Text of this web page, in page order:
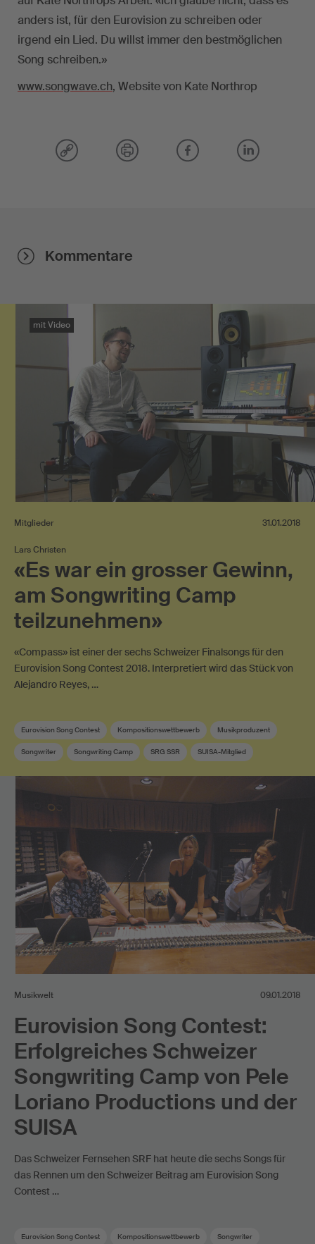
anders ist, für den Eurovision zu schreiben oder
irgend ein Lied. Du willst immer den bestmöglichen
Song schreiben.»
www.songwave.ch, Website von Kate Northrop
Kommentare
mit Video
Mitglieder 31.01.2018
Lars Christen
«Es war ein grosser Gewinn,
am Songwriting Camp
teilzunehmen»
«Compass» ist einer der sechs Schweizer Finalsongs für den
Eurovision Song Contest 2018. Interpretiert wird das Stück von
Alejandro Reyes, …
Eurovision Song Contest Kompositionswettbewerb Musikproduzent
Songwriter Songwriting Camp SRG SSR SUISA-Mitglied
Musikwelt 09.01.2018
Eurovision Song Contest:
Erfolgreiches Schweizer
Songwriting Camp von Pele
Loriano Productions und der
SUISA
Das Schweizer Fernsehen SRF hat heute die sechs Songs für
das Rennen um den Schweizer Beitrag am Eurovision Song
Contest …
Eurovision Song Contest Kompositionswettbewerb Songwriter